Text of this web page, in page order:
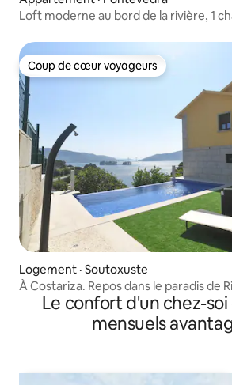
Loft moderne au bord de la rivière, 1
Coup de cœur voyageurs
Coup de cœur voyageurs
Logement · Soutoxuste
À Costariza. Repos dans le paradis de
Le confort d'un chez-
mensuels